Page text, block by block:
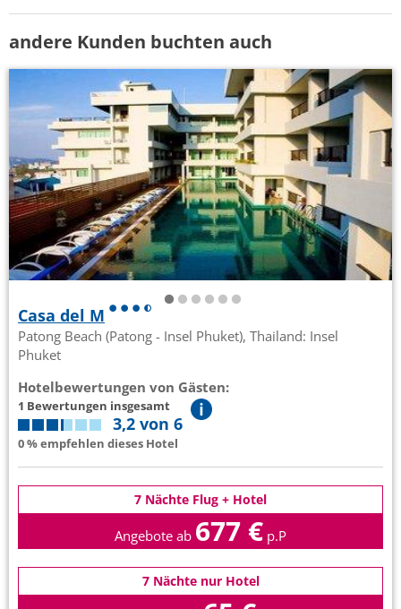
andere Kunden buchten auch
Casa del M
Patong Beach (Patong - Insel Phuket), Thailand: Insel
Phuket
Hotelbewertungen von Gästen:
1 Bewertungen insgesamt
3,2 von 6
0 % empfehlen dieses Hotel
7 Nächte Flug + Hotel
Angebote ab 677 € p.P
7 Nächte nur Hotel